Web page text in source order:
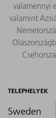
valamennyi
valamint
TELEPHELYEK
Sweden